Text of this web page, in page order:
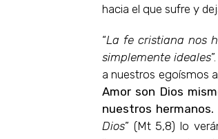
hacia el que sufre y
“La fe cristiana nos
simplemente ideales
a nuestros egoísmos
Amor son Dios
nuestros hermanos.
Dios” (Mt 5,8) lo